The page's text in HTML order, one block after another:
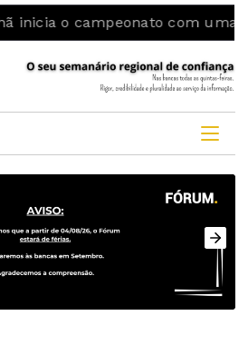
campeonato com uma vitória